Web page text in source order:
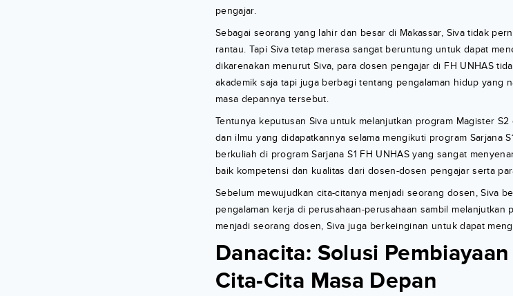
pengajar.
Sebagai seorang yang lahir dan besar di Makassar, Siva tidak
rantau. Tapi Siva tetap merasa sangat beruntung untuk dapat
dikarenakan menurut Siva, para dosen pengajar di FH UNHAS
akademik saja tapi juga berbagi tentang pengalaman hidup yang
masa depannya tersebut.
Tentunya keputusan Siva untuk melanjutkan program Magister
dan ilmu yang didapatkannya selama mengikuti program Sarjana
berkuliah di program Sarjana S1 FH UNHAS yang sangat
baik kompetensi dan kualitas dari dosen-dosen pengajar serta
Sebelum mewujudkan cita-citanya menjadi seorang dosen, Siva
pengalaman kerja di perusahaan-perusahaan sambil melanjutkan
menjadi seorang dosen, Siva juga berkeinginan untuk dapat
Danacita: Solusi
Cita-Cita Masa Depan